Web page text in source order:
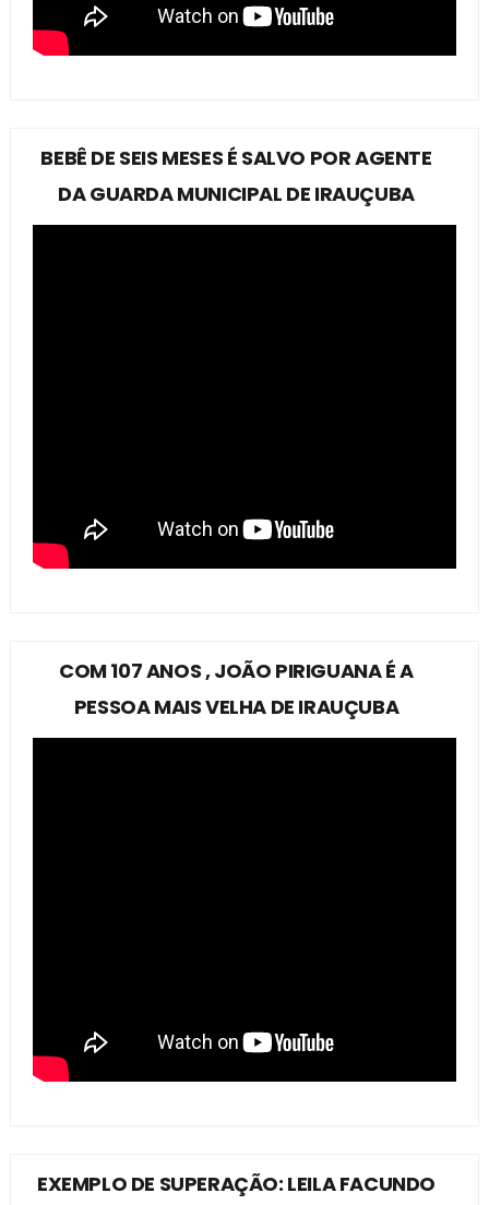
BEBÊ DE SEIS MESES É SALVO POR AGENTE
DA GUARDA MUNICIPAL DE IRAUÇUBA
COM 107 ANOS , JOÃO PIRIGUANA É A
PESSOA MAIS VELHA DE IRAUÇUBA
EXEMPLO DE SUPERAÇÃO: LEILA FACUNDO